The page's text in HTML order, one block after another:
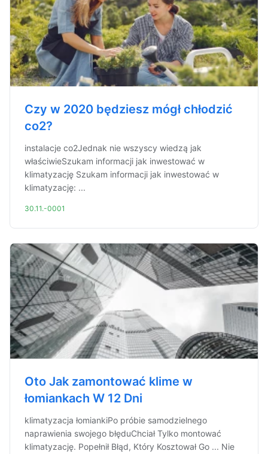
Czy w 2020 będziesz mógł chłodzić
co2?
instalacje co2Jednak nie wszyscy wiedzą jak
właściwieSzukam informacji jak inwestować w
klimatyzację Szukam informacji jak inwestować w
klimatyzację: ...
30.11.-0001
Oto Jak zamontować klime w
łomiankach W 12 Dni
klimatyzacja łomiankiPo próbie samodzielnego
naprawienia swojego błęduChciał Tylko montować
klimatyzację. Popełnił Błąd, Który Kosztował Go ... Nie